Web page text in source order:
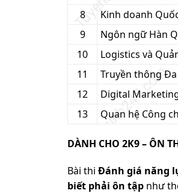
8
Kinh doanh
9
Ngôn ngữ Hàn
10
Logistics và
11
Truyền thông
12
Digital
13
Quan hệ Công
DÀNH CHO 2K9 – ÔN
Bài thi Đánh giá năng
biết phải ôn tập như